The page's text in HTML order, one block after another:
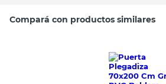
Compará con productos similares